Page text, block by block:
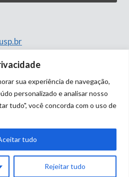
sua experiência de navegação,
personalizado e analisar nosso
tudo", você concorda com o uso de
Rejeitar tudo
tudo
Artificial Inteligence